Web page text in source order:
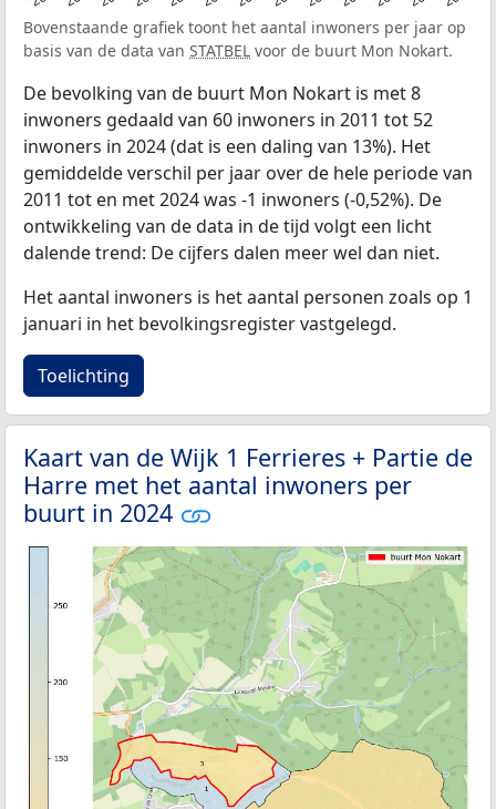
Bovenstaande grafiek toont het aantal inwoners per jaar op
basis van de data van STATBEL voor de buurt Mon Nokart.
De bevolking van de buurt Mon Nokart is met 8
inwoners gedaald van 60 inwoners in 2011 tot 52
inwoners in 2024 (dat is een daling van 13%). Het
gemiddelde verschil per jaar over de hele periode van
2011 tot en met 2024 was -1 inwoners (-0,52%). De
ontwikkeling van de data in de tijd volgt een licht
dalende trend: De cijfers dalen meer wel dan niet.
Het aantal inwoners is het aantal personen zoals op 1
januari in het bevolkingsregister vastgelegd.
Toelichting
Kaart van de Wijk 1 Ferrieres + Partie de
Harre met het aantal inwoners per
buurt in 2024